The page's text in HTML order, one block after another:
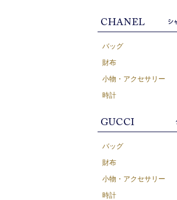
バッグ
財布
小物・アクセサリー
時計
バッグ
財布
小物・アクセサリー
時計